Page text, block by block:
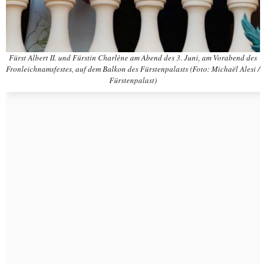
Fürst Albert II. und Fürstin Charlène am Abend des 3. Juni, am Vorabend des
Fronleichnamsfestes, auf dem Balkon des Fürstenpalasts (Foto: Michaël Alesi /
Fürstenpalast)